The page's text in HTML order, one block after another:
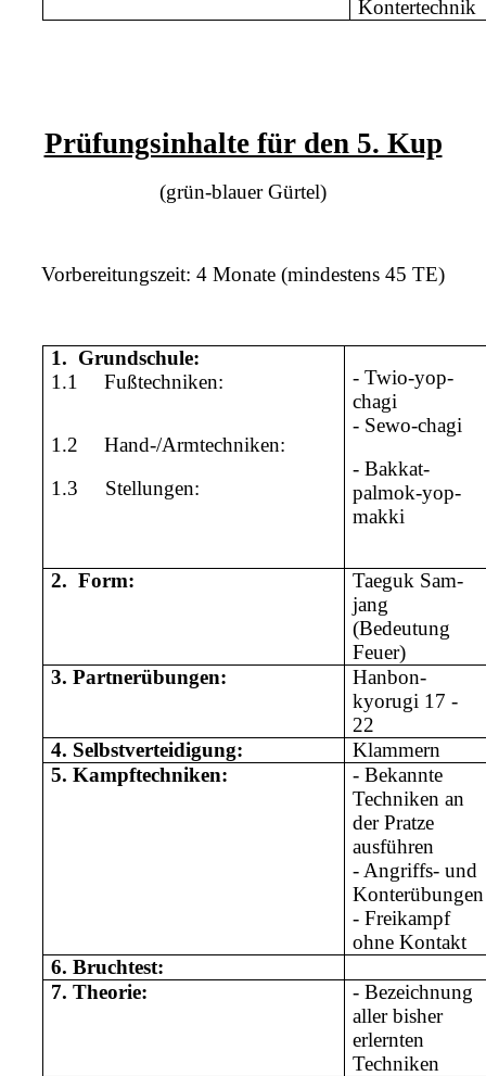
Kontertechnik
Prüfungsinhalte für den 5. Kup
(grün-blauer Gürtel)
Vorbereitungszeit: 4 Monate (mindestens 45 TE)
1. Grundschule:
1.1
Fußtechniken:
1.2
Hand-/Armtechniken:
1.3
Stellungen:
- Twio-yop-
chagi
- Sewo-chagi
- Bakkat-
palmok-yop-
makki
2. Form:
Taeguk Sam-
jang
(Bedeutung
Feuer)
3. Partnerübungen:
Hanbon-
kyorugi 17 -
22
4. Selbstverteidigung:
Klammern
5. Kampftechniken:
- Bekannte
Techniken an
der Pratze
ausführen
- Angriffs- und
Konterübungen
- Freikampf
ohne Kontakt
6. Bruchtest:
7. Theorie:
- Bezeichnung
aller bisher
erlernten
Techniken